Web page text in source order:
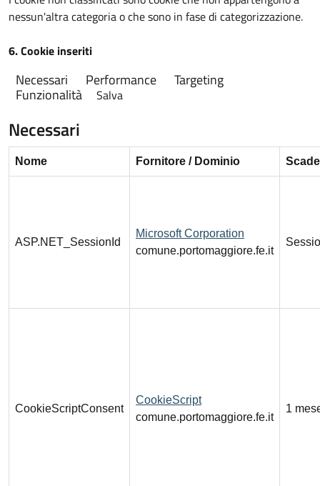
nessun'altra categoria o che sono in fase di categorizzazione.
6. Cookie inseriti
Necessari Performance Targeting
Funzionalità Salva
Necessari
Nome Fornitore / Dominio
ASP.NET_SessionId
Microsoft Corporation
comune.portomaggiore.fe.it
CookieScriptConsent
CookieScript
comune.portomaggiore.fe.it
1